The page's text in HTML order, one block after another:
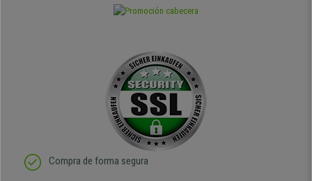
Compra de forma segura